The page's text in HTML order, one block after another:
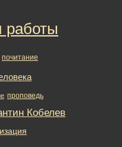
работы
почитание
проповедь
Кобелев